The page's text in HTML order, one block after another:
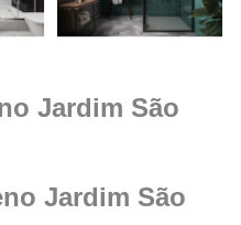
Box de Vidro
Box de Vidro
Box para
Cobertura de
Jardim São
Jardim São